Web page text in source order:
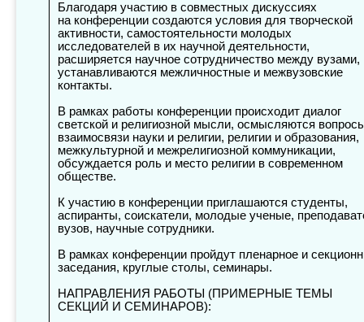
Благодаря участию в совместных дискуссиях
на конференции создаются условия для творческой
активности, самостоятельности молодых
исследователей в их научной деятельности,
расширяется научное сотрудничество между вузами,
устанавливаются межличностные и межвузовские
контакты.
В рамках работы конференции происходит диалог
светской и религиозной мысли, осмысляются
взаимосвязи науки и религии, религии и образования,
межкультурной и межрелигиозной коммуникации,
обсуждается роль и место религии в современном
обществе.
К участию в конференции приглашаются студенты,
аспиранты, соискатели, молодые ученые,
вузов, научные сотрудники.
В рамках конференции пройдут пленарное и
заседания, круглые столы, семинары.
НАПРАВЛЕНИЯ РАБОТЫ (ПРИМЕРНЫЕ ТЕМЫ
СЕКЦИЙ И СЕМИНАРОВ):